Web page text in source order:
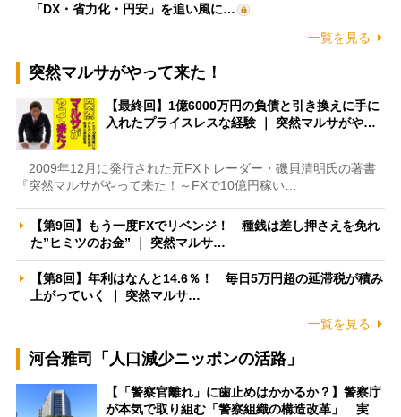
「DX・省力化・円安」を追い風に…
一覧を見る
突然マルサがやって来た！
【最終回】1億6000万円の負債と引き換えに手に
入れたプライスレスな経験 ｜ 突然マルサがや…
2009年12月に発行された元FXトレーダー・磯貝清明氏の著書
『突然マルサがやって来た！～FXで10億円稼い…
【第9回】もう一度FXでリベンジ！ 種銭は差し押さえを免れ
た”ヒミツのお金” ｜ 突然マルサ…
【第8回】年利はなんと14.6％！ 毎日5万円超の延滞税が積み
上がっていく ｜ 突然マルサ…
一覧を見る
河合雅司「人口減少ニッポンの活路」
【「警察官離れ」に歯止めはかかるか？】警察庁
が本気で取り組む「警察組織の構造改革」 実